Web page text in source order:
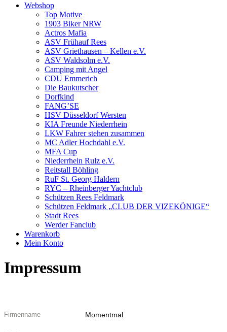
Webshop
Top Motive
1903 Biker NRW
Actros Mafia
ASV Frühauf Rees
ASV Griethausen – Kellen e.V.
ASV Waldsolm e.V.
Camping mit Angel
CDU Emmerich
Die Baukutscher
Dorfkind
FANG’SE
HSV Düsseldorf Wersten
KIA Freunde Niederrhein
LKW Fahrer stehen zusammen
MC Adler Hochdahl e.V.
MFA Cup
Niederrhein Rulz e.V.
Reitstall Böhling
RuF St. Georg Haldern
RYC – Rheinberger Yachtclub
Schützen Rees Feldmark
Schützen Feldmark „CLUB DER VIZEKÖNIGE“
Stadt Rees
Werder Fanclub
Warenkorb
Mein Konto
Impressum
Firmenname Momentmal